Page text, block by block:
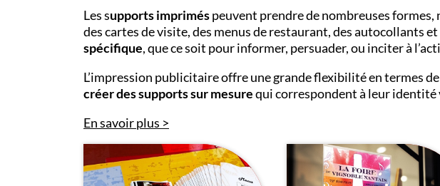
Les supports impriméspeuvent prendre de nombreuses
des cartes de visite, des menus de restaurant, des autocollants
spécifique, que ce soit pour informer, persuader, ou inciter à
L’impression publicitaire offre une grande flexibilité en termes
créer des supports sur mesurequi correspondent à leur
En savoir plus